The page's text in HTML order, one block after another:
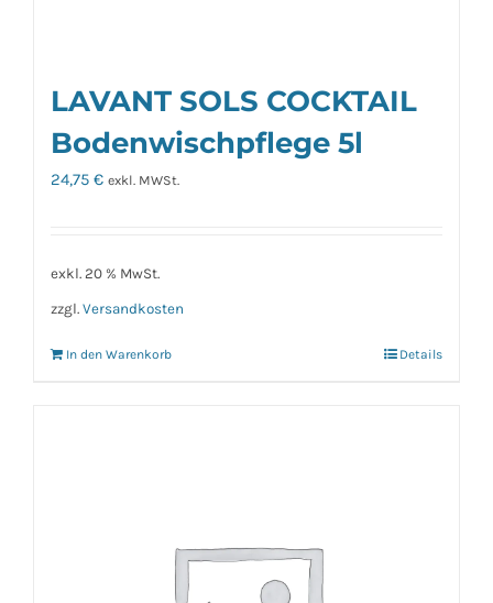
LAVANT SOLS COCKTAIL
Bodenwischpflege 5l
24,75 € exkl. MWSt.
exkl. 20 % MwSt.
zzgl. Versandkosten
In den Warenkorb Details